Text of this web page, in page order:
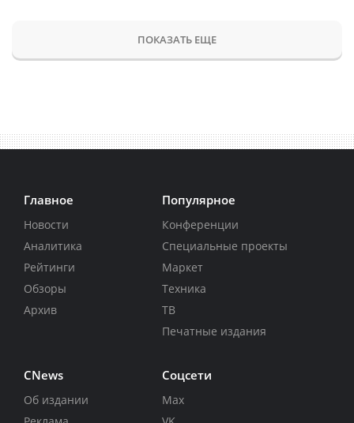
ПОКАЗАТЬ ЕЩЕ
Главное
Новости
Аналитика
Рейтинги
Обзоры
Архив
Популярное
Конференции
Специальные проекты
Маркет
Техника
ТВ
Печатные издания
CNews
Об издании
Соцсети
Max